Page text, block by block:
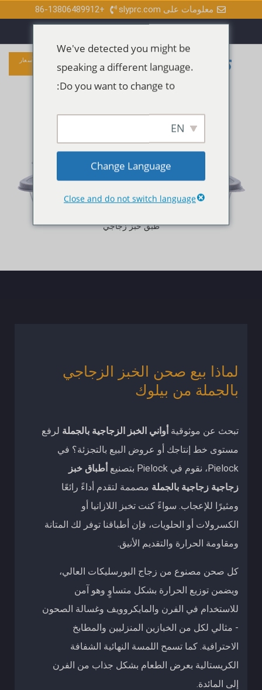
المحتوى
معلومات على slyprc.com +86-13806489912
و
ا
آ
ب
ف
ي
ك
ي
و
و
ب
ل
ي
إ
القائمة
الرئيسية
قائمة الطعام
احصل على عرض أسعار
البيع بالجملة
خَبز زجاجي
الصفحة الرئيسية
أرشيف المنتج
طبق خَبز زجاجي
لماذا بيع صحن الخبز الزجاجي
بالجملة من بيلوك
تبحث عن موثوقية أواني الخبز الزجاجية بالجملة لرفع
مستوى خط إنتاجك أو عروض البيع بالتجزئة؟ في
Pielock، نقوم في Pielock بتصنيع
أطباق خبز
زجاجية زجاجية بالجملة مصممة لتقدم أداءً رائعًا
ومثيرًا للإعجاب. سواءً كنت تخبز اللازانيا أو
الكسرولات أو الحلويات، فإن أطباقنا توفر لك المتانة
ومقاومة الحرارة والتقديم الأنيق.
كل صحن مصنوع من زجاج البورسليكات العالي،
ويضمن توزيع الحرارة بشكل متساوٍ وهو آمن
للاستخدام في الفرن والمايكروويف وغسالة الصحون
- مثالي لكل من الخبازين المنزليين والمطابخ
الاحترافية. كما تسمح اللمسة النهائية الشفافة
الكريستالية بعرض الطعام بشكل جذاب من الفرن
إلى المائدة.
We've detected you might be
speaking a different language.
Do you want to change to:
EN
Change Language
Close and do not switch language